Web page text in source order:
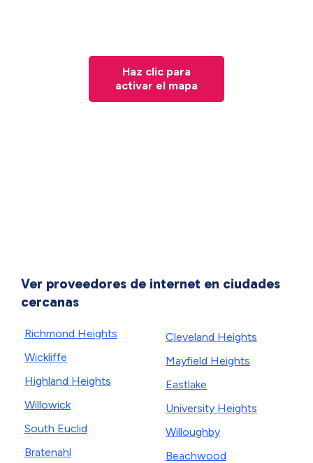
Haz clic para
activar el mapa
Ver proveedores de internet en ciudades
cercanas
Richmond Heights
Wickliffe
Highland Heights
Willowick
South Euclid
Bratenahl
Cleveland Heights
Mayfield Heights
Eastlake
University Heights
Willoughby
Beachwood